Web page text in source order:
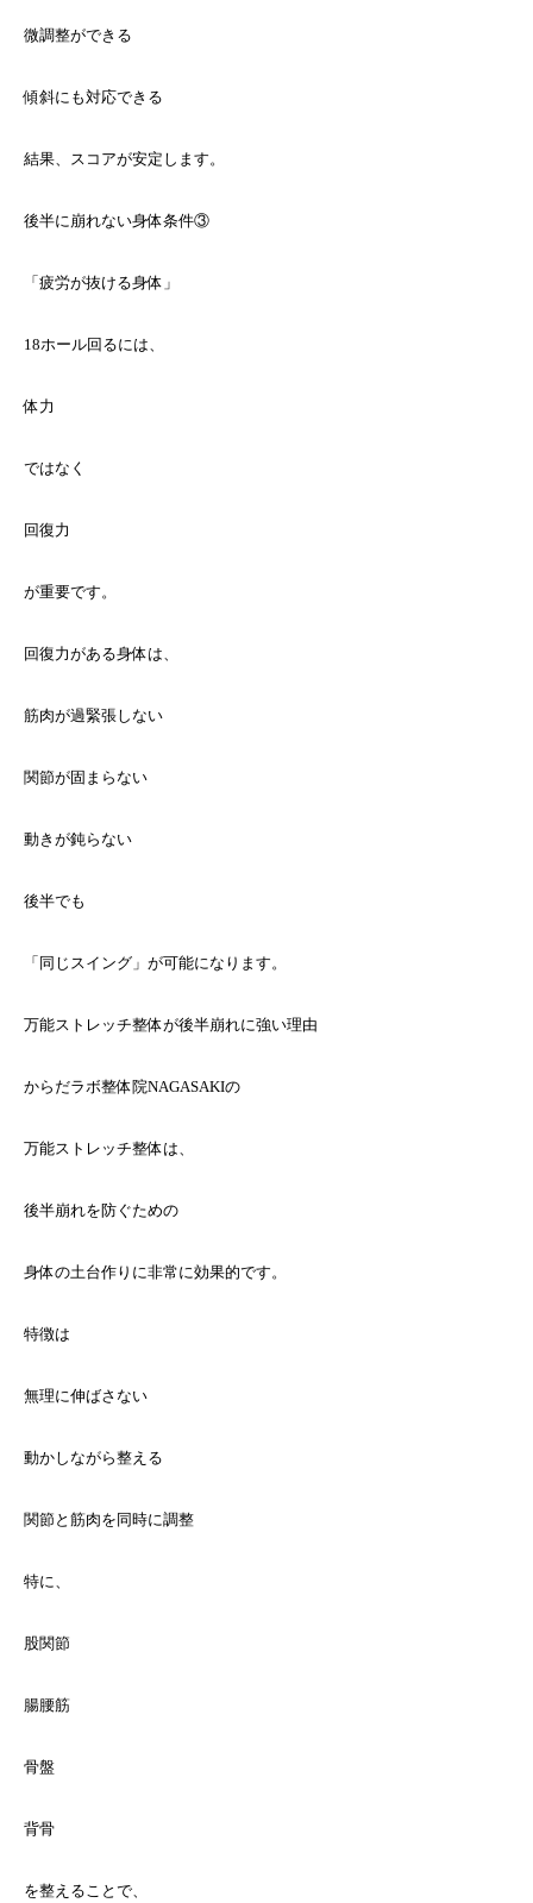
微調整ができる
傾斜にも対応できる
結果、スコアが安定します。
後半に崩れない身体条件③
「疲労が抜ける身体」
18ホール回るには、
体力
ではなく
回復力
が重要です。
回復力がある身体は、
筋肉が過緊張しない
関節が固まらない
動きが鈍らない
後半でも
「同じスイング」が可能になります。
万能ストレッチ整体が後半崩れに強い理由
からだラボ整体院NAGASAKIの
万能ストレッチ整体は、
後半崩れを防ぐための
身体の土台作りに非常に効果的です。
特徴は
無理に伸ばさない
動かしながら整える
関節と筋肉を同時に調整
特に、
股関節
腸腰筋
骨盤
背骨
を整えることで、